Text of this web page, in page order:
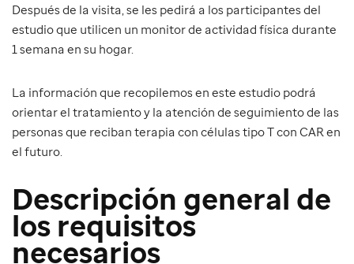
Después de la visita, se les pedirá a los participantes del
estudio que utilicen un monitor de actividad física durante
1 semana en su hogar.
La información que recopilemos en este estudio podrá
orientar el tratamiento y la atención de seguimiento de las
personas que reciban terapia con células tipo T con CAR en
el futuro.
Descripción general de
los requisitos
necesarios